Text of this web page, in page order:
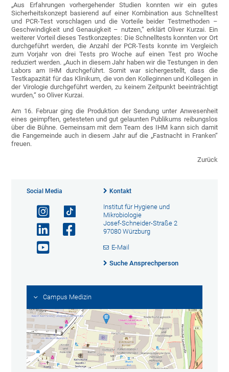
„Aus Erfahrungen vorhergehender Studien konnten wir ein gutes
Sicherheitskonzept basierend auf einer Kombination aus Schnelltest
und PCR-Test vorschlagen und die Vorteile beider Testmethoden –
Geschwindigkeit und Genauigkeit – nutzen,“ erklärt Oliver Kurzai. Ein
weiterer Vorteil dieses Testkonzeptes: Die Schnelltests konnten vor Ort
durchgeführt werden, die Anzahl der PCR-Tests konnte im Vergleich
zum Vorjahr von drei Tests pro Woche auf einen Test pro Woche
reduziert werden. „Auch in diesem Jahr haben wir die Testungen in den
Labors am IHM durchgeführt. Somit war sichergestellt, dass die
Testkapazität für das Klinikum, die von den Kolleginnen und Kollegen in
der Virologie durchgeführt werden, zu keinem Zeitpunkt beeinträchtigt
wurden,“ so Oliver Kurzai.
Am 16. Februar ging die Produktion der Sendung unter Anwesenheit
eines geimpften, getesteten und gut gelaunten Publikums reibungslos
über die Bühne. Gemeinsam mit dem Team des IHM kann sich damit
die Fangemeinde auch in diesem Jahr auf die „Fastnacht in Franken“
freuen.
Zurück
Social Media Kontakt
Institut für Hygiene und
Mikrobiologie
Josef-Schneider-Straße 2
97080 Würzburg
E-Mail
Suche Ansprechperson
Campus Medizin